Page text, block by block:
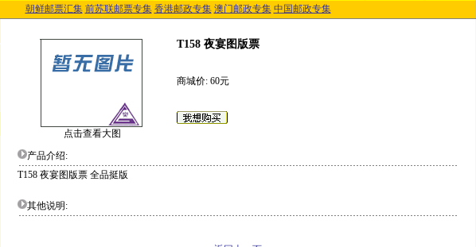
朝鲜邮票汇集 前苏联邮票专集 香港邮政专集 澳门邮政专集 中国邮政专集
点击查看大图
T158 夜宴图版票
商城价: 60元
产品介绍:
T158 夜宴图版票 全品挺版
其他说明: